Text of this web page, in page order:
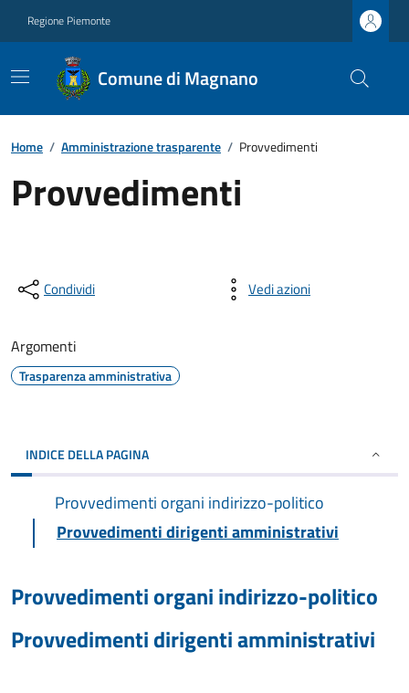
Regione Piemonte
Comune di Magnano
Home / Amministrazione trasparente / Provvedimenti
Provvedimenti
Condividi Vedi azioni
Argomenti
Trasparenza amministrativa
INDICE DELLA PAGINA
Provvedimenti organi indirizzo-politico
Provvedimenti dirigenti amministrativi
Provvedimenti organi indirizzo-politico
Provvedimenti dirigenti amministrativi